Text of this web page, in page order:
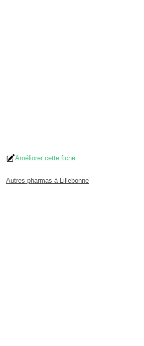
Améliorer cette fiche
Autres pharmas à Lillebonne